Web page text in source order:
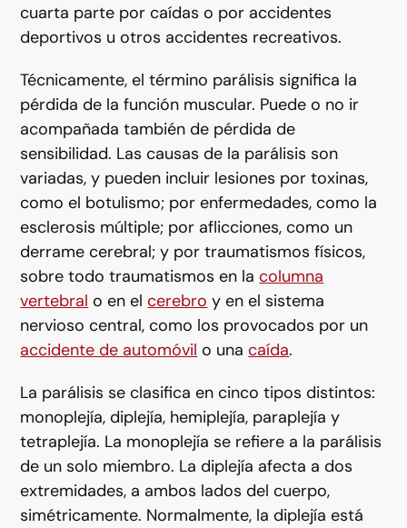
cuarta parte por caídas o por accidentes
deportivos u otros accidentes recreativos.
Técnicamente, el término parálisis significa la
pérdida de la función muscular. Puede o no ir
acompañada también de pérdida de
sensibilidad. Las causas de la parálisis son
variadas, y pueden incluir lesiones por toxinas,
como el botulismo; por enfermedades, como la
esclerosis múltiple; por aflicciones, como un
derrame cerebral; y por traumatismos físicos,
sobre todo traumatismos en lacolumna
vertebral o en elcerebro y en el sistema
nervioso central, como los provocados por un
accidente de automóvil o unacaída.
La parálisis se clasifica en cinco tipos distintos:
monoplejía, diplejía, hemiplejía, paraplejía y
tetraplejía. La monoplejía se refiere a la parálisis
de un solo miembro. La diplejía afecta a dos
extremidades, a ambos lados del cuerpo,
simétricamente. Normalmente, la diplejía está